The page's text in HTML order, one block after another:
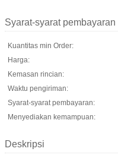
Syarat-syarat
Kuantitas min Order:
Harga:
Kemasan rincian:
Waktu pengiriman:
Syarat-syarat pembayaran:
Menyediakan kemampuan:
Deskripsi